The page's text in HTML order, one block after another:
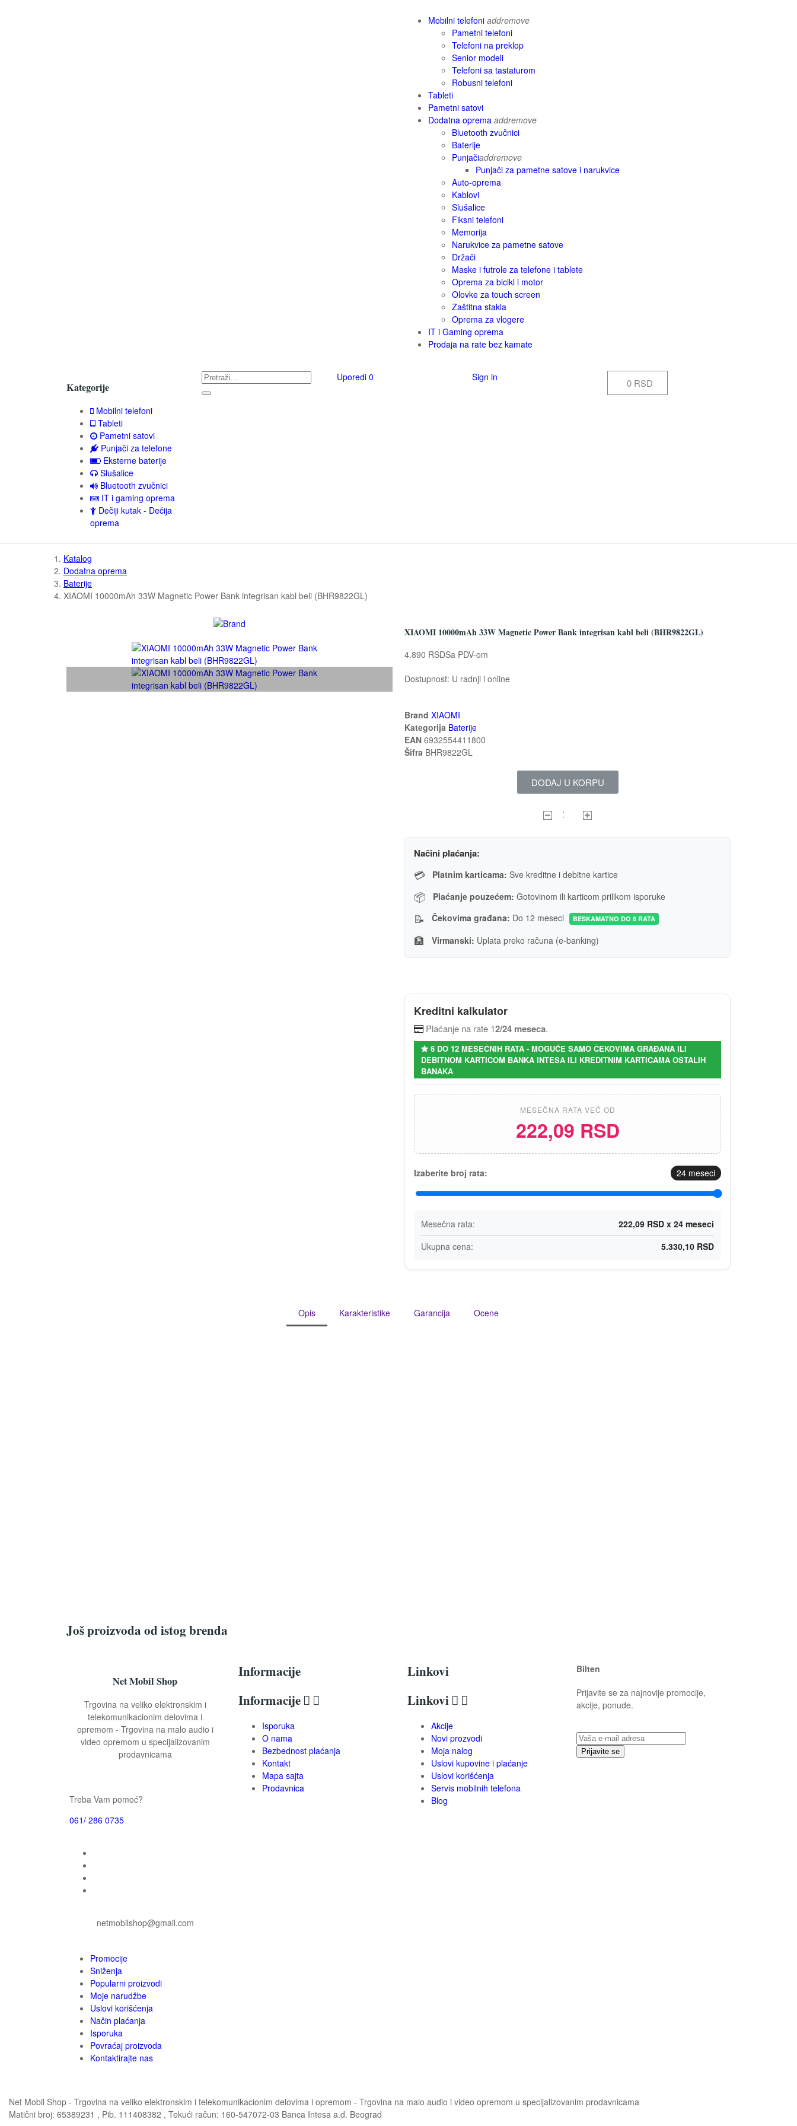
Mobilni telefoni addremove
Pametni telefoni
Telefoni na preklop
Senior modeli
Telefoni sa tastaturom
Robusni telefoni
Tableti
Pametni satovi
Dodatna oprema addremove
Bluetooth zvučnici
Baterije
Punjačiaddremove
Punjači za pametne satove i narukvice
Auto-oprema
Kablovi
Slušalice
Fiksni telefoni
Memorija
Narukvice za pametne satove
Držači
Maske i futrole za telefone i tablete
Oprema za bicikl i motor
Olovke za touch screen
Zaštitna stakla
Oprema za vlogere
IT i Gaming oprema
Prodaja na rate bez kamate
Kategorije
Mobilni telefoni
Tableti
Pametni satovi
Punjači za telefone
Eksterne baterije
Slušalice
Bluetooth zvučnici
IT i gaming oprema
Dečiji kutak - Dečija
oprema
Uporedi 0 Sign in 0 RSD
Katalog
Dodatna oprema
Baterije
XIAOMI 10000mAh 33W Magnetic Power Bank integrisan kabl beli (BHR9822GL)
XIAOMI 10000mAh 33W Magnetic Power Bank integrisan kabl beli (BHR9822GL)
4.890 RSDSa PDV-om
Dostupnost: U radnji i online
Brand XIAOMI
Kategorija Baterije
EAN 6932554411800
Šifra BHR9822GL
DODAJ U KORPU
Načini plaćanja:
💳 Platnim karticama: Sve kreditne i debitne kartice
📦 Plaćanje pouzećem: Gotovinom ili karticom prilikom isporuke
📝 Čekovima građana: Do 12 meseci BESKAMATNO DO 6 RATA
🏦 Virmanski: Uplata preko računa (e-banking)
Kreditni kalkulator
Plaćanje na rate 12/24 meseca.
6 DO 12 MESEČNIH RATA - MOGUĆE SAMO ČEKOVIMA GRAĐANA ILI
DEBITNOM KARTICOM BANKA INTESA ILI KREDITNIM KARTICAMA OSTALIH
BANAKA
MESEČNA RATA VEĆ OD
222,09 RSD
Izaberite broj rata: 24 meseci
Mesečna rata:
222,09 RSD x 24 meseci
Ukupna cena:
5.330,10 RSD
Opis Karakteristike Garancija Ocene
Još proizvoda od istog brenda
Net Mobil Shop
Trgovina na veliko elektronskim i
telekomunikacionim delovima i
opremom - Trgovina na malo audio i
video opremom u specijalizovanim
prodavnicama
Treba Vam pomoć?
061/ 286 0735
netmobilshop@gmail.com
Informacije
Informacije  
Isporuka
O nama
Bezbednost plaćanja
Kontakt
Mapa sajta
Prodavnica
Linkovi
Linkovi  
Akcije
Novi prozvodi
Moja nalog
Uslovi kupovine i plaćanje
Uslovi korišćenja
Servis mobilnih telefona
Blog
Bilten
Prijavite se za najnovije promocije,
akcije, ponude.
Prijavite se
Promocije
Sniženja
Popularni proizvodi
Moje narudžbe
Uslovi korišćenja
Način plaćanja
Isporuka
Povraćaj proizvoda
Kontaktirajte nas
Net Mobil Shop - Trgovina na veliko elektronskim i telekomunikacionim delovima i opremom - Trgovina na malo audio i video opremom u specijalizovanim prodavnicama
Matični broj: 65389231 , Pib. 111408382 , Tekući račun: 160-547072-03 Banca Intesa a.d. Beograd